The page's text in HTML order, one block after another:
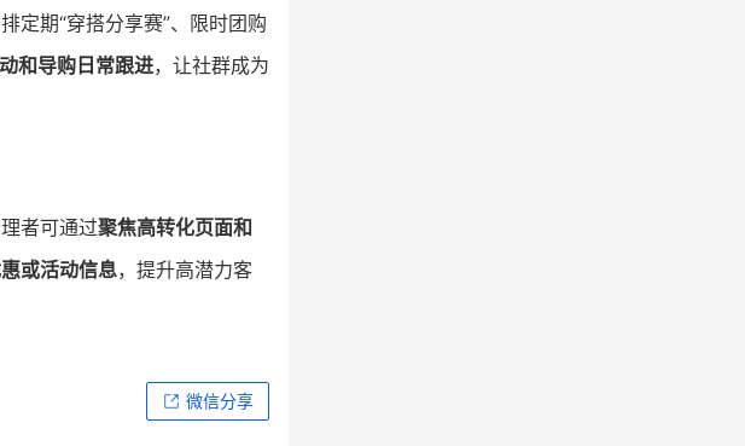
定期“穿搭分享赛”、限时团购
和导购日常跟进，让社群成为
者可通过聚焦高转化页面和
或活动信息，提升高潜力客
微信分享